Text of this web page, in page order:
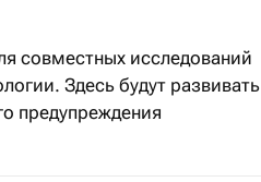
совместных исследований
Здесь будут развивать
предупреждения